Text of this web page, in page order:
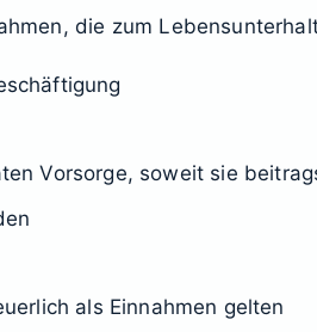
die zum
Vorsorge, soweit sie
als Einnahmen gelten